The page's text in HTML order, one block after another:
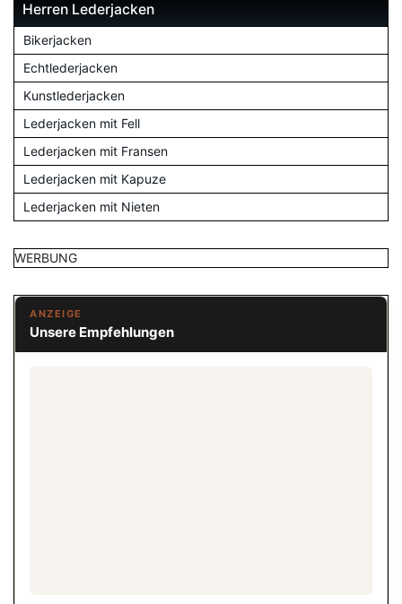
Herren Lederjacken
Bikerjacken
Echtlederjacken
Kunstlederjacken
Lederjacken mit Fell
Lederjacken mit Fransen
Lederjacken mit Kapuze
Lederjacken mit Nieten
WERBUNG
ANZEIGE
Unsere Empfehlungen